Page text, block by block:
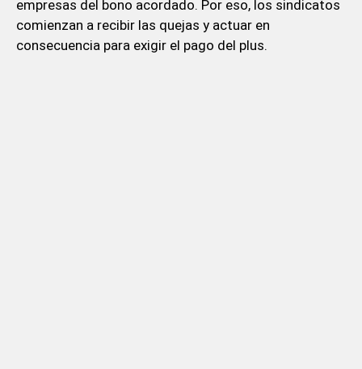
empresas del bono acordado. Por eso, los sindicatos
comienzan a recibir las quejas y actuar en
consecuencia para exigir el pago del plus.